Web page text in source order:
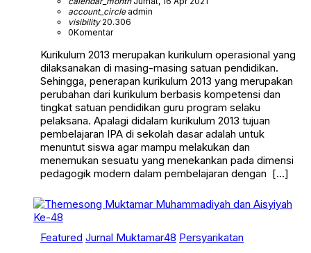
account_circleadmin
visibility20.306
0Komentar
Kurikulum 2013 merupakan kurikulum operasional yang
dilaksanakan di masing-masing satuan pendidikan.
Sehingga, penerapan kurikulum 2013 yang merupakan
perubahan dari kurikulum berbasis kompetensi dan
tingkat satuan pendidikan guru program selaku
pelaksana. Apalagi didalam kurikulum 2013 tujuan
pembelajaran IPA di sekolah dasar adalah untuk
menuntut siswa agar mampu melakukan dan
menemukan sesuatu yang menekankan pada dimensi
pedagogik modern dalam pembelajaran dengan […]
Featured Jurnal Muktamar48 Persyarikatan